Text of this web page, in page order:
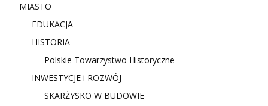
MIASTO
EDUKACJA
HISTORIA
Polskie Towarzystwo Historyczne
INWESTYCJE i ROZWÓJ
SKARŻYSKO W BUDOWIE